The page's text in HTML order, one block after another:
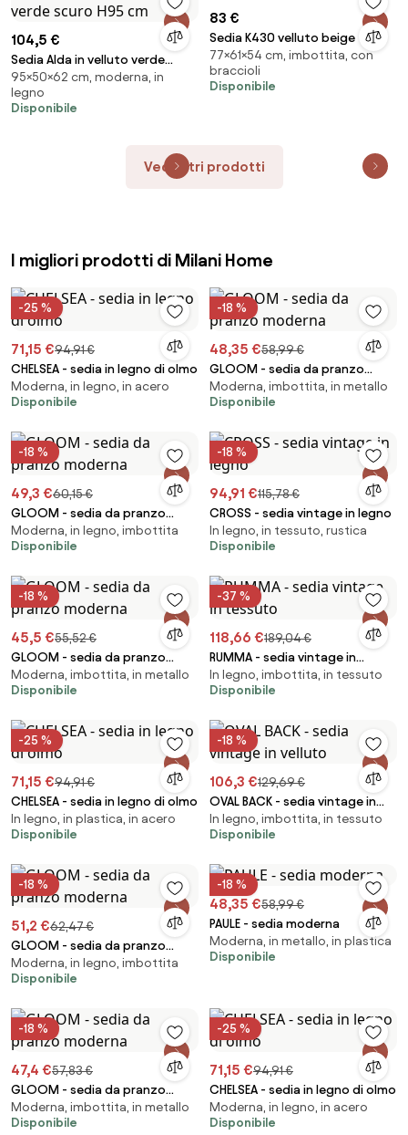
104,5 €
Sedia Alda in velluto verde
scuro H95 cm
95×50×62 cm, moderna, in
legno
Disponibile
83 €
Sedia K430 velluto beige
77×61×54 cm, imbottita, con
braccioli
Disponibile
Vedi altri prodotti
I migliori prodotti di Milani Home
-25 %
71,15 €94,91 €
CHELSEA - sedia in legno di olmo
Moderna, in legno, in acero
Disponibile
-18 %
48,35 €58,99 €
GLOOM - sedia da pranzo
moderna
Moderna, imbottita, in metallo
Disponibile
-18 %
49,3 €60,15 €
GLOOM - sedia da pranzo
moderna
Moderna, in legno, imbottita
Disponibile
-18 %
94,91 €115,78 €
CROSS - sedia vintage in legno
In legno, in tessuto, rustica
Disponibile
-18 %
45,5 €55,52 €
GLOOM - sedia da pranzo
moderna
Moderna, imbottita, in metallo
Disponibile
-37 %
118,66 €189,04 €
RUMMA - sedia vintage in
tessuto
In legno, imbottita, in tessuto
Disponibile
-25 %
71,15 €94,91 €
CHELSEA - sedia in legno di olmo
In legno, in plastica, in acero
Disponibile
-18 %
106,3 €129,69 €
OVAL BACK - sedia vintage in
velluto
In legno, imbottita, in tessuto
Disponibile
-18 %
51,2 €62,47 €
GLOOM - sedia da pranzo
moderna
Moderna, in legno, imbottita
Disponibile
-18 %
48,35 €58,99 €
PAULE - sedia moderna
Moderna, in metallo, in plastica
Disponibile
-18 %
47,4 €57,83 €
GLOOM - sedia da pranzo
moderna
Moderna, imbottita, in metallo
Disponibile
-25 %
71,15 €94,91 €
CHELSEA - sedia in legno di olmo
Moderna, in legno, in acero
Disponibile